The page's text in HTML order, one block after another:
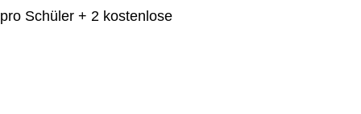
Schüler + 2 kostenlose